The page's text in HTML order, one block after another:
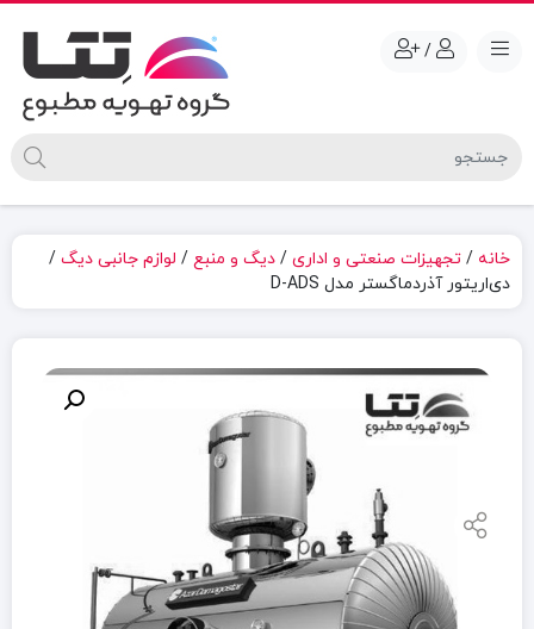
/
خانه / تجهیزات صنعتی و اداری / دیگ و منبع / لوازم جانبی دیگ /
دی‌اریتور آذردماگستر مدل D-ADS